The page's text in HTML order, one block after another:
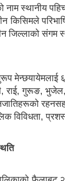
नाम स्थानीय
किसिमले
संगम
मेन्छयायेमलाई
राई, गुरूङ,
विविधता,